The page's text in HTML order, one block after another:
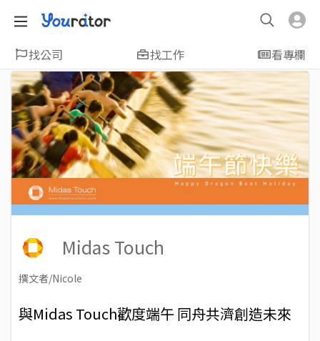
找公司 找工作 看專欄
Midas Touch
撰文者/Nicole
與Midas Touch歡度端午 同舟共濟創造未來